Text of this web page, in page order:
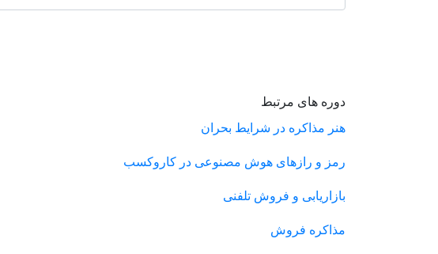
دوره های مرتبط
هنر مذاکره در شرایط بحران
رمز و رازهای هوش مصنوعی در کاروکسب
بازاریابی و فروش تلفنی
مذاکره فروش